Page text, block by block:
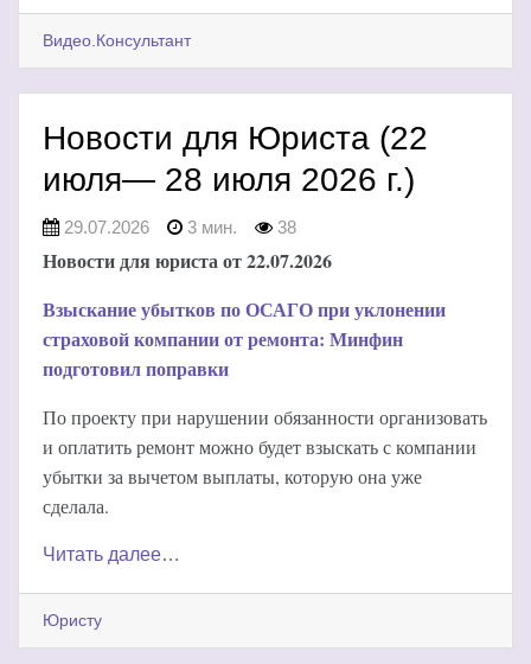
Видео.Консультант
Новости для Юриста (22
июля— 28 июля 2026 г.)
29.07.2026 3 мин. 38
Новости для юриста от 22.07.2026
Взыскание убытков по ОСАГО при уклонении
страховой компании от ремонта: Минфин
подготовил поправки
По проекту при нарушении обязанности организовать
и оплатить ремонт можно будет взыскать с компании
убытки за вычетом выплаты, которую она уже
сделала.
Читать далее…
Юристу